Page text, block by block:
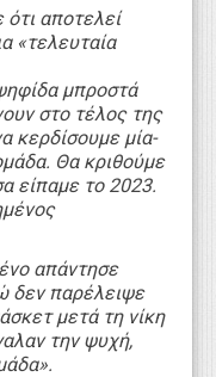
αποτελεί
«τελευταία
μπροστά
στο τέλος της
κερδίσουμε μία-
Θα κριθούμε
είπαμε το 2023.
απάντησε
δεν παρέλειψε
μετά τη νίκη
την ψυχή,